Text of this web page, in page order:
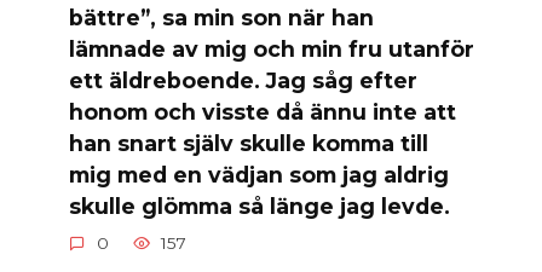
bättre”, sa min son när han
lämnade av mig och min fru utanför
ett äldreboende. Jag såg efter
honom och visste då ännu inte att
han snart själv skulle komma till
mig med en vädjan som jag aldrig
skulle glömma så länge jag levde.
0 157